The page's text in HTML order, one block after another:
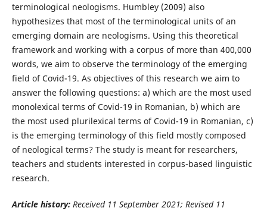
terminological neologisms. Humbley (2009) also
hypothesizes that most of the terminological units of an
emerging domain are neologisms. Using this theoretical
framework and working with a corpus of more than 400,000
words, we aim to observe the terminology of the emerging
field of Covid-19. As objectives of this research we aim to
answer the following questions: a) which are the most used
monolexical terms of Covid-19 in Romanian, b) which are
the most used plurilexical terms of Covid-19 in Romanian, c)
is the emerging terminology of this field mostly composed
of neological terms? The study is meant for researchers,
teachers and students interested in corpus-based linguistic
research.
Article history:Received 11 September 2021; Revised 11